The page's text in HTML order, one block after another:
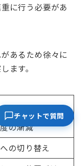
に行う必要があ
あるため徐々に
ます。
の漸減
の切り替え
チャットで質問